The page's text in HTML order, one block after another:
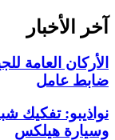
آخر الأخبار
ضابط عامل
نواذيبو: تفكيك
وسيارة هيلكس